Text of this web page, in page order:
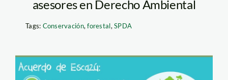
asesores en Derecho Ambiental
Tags: Conservación,forestal,SPDA